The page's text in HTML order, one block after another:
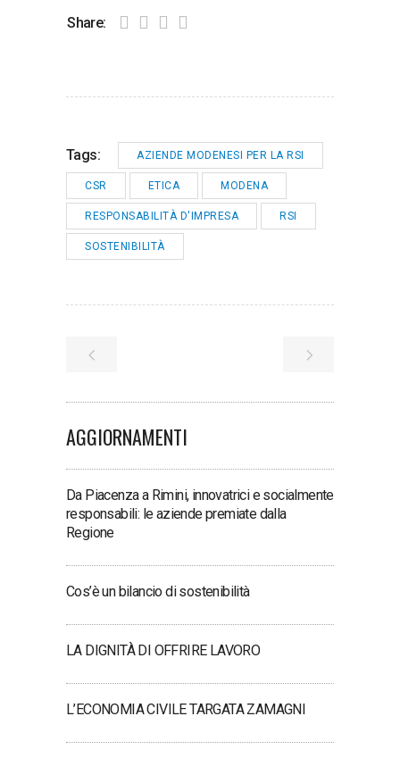
Share:
Tags: AZIENDE MODENESI PER LA RSI
CSR ETICA MODENA
RESPONSABILITÀ D'IMPRESA RSI
SOSTENIBILITÀ
AGGIORNAMENTI
Da Piacenza a Rimini, innovatrici e socialmente
responsabili: le aziende premiate dalla
Regione
Cos’è un bilancio di sostenibilità
LA DIGNITÀ DI OFFRIRE LAVORO
L’ECONOMIA CIVILE TARGATA ZAMAGNI